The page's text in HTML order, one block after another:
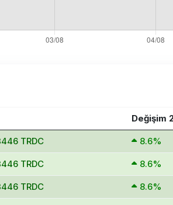
Değişim
TRDC 8.6%
TRDC 8.6%
TRDC 8.6%